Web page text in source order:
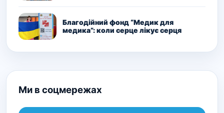
Благодійний фонд “Медик для
медика”: коли серце лікує серця
Ми в соцмережах